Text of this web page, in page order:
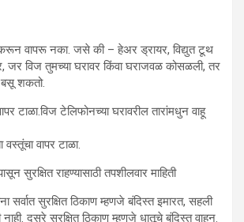
वापरू नका. जसे की – हेअर ड्रायर, विद्युत टूथ
जर विज तुमच्या घरावर किंवा घराजवळ कोसळली, तर
बसू शकतो.
टाळा.विज टेलिफोनच्या घरावरील तारांमधुन वाहू
वस्तूंचा वापर टाळा.
सुरक्षित राहण्यासाठी तपशीलवार माहिती
सर्वात सुरक्षित ठिकाण म्हणजे बंदिस्त इमारत, सहली
नाही. दुसरे सुरक्षित ठिकाण म्हणजे धातूचे बंदिस्त वाहन.